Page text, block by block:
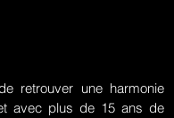
retrouver une harmonie
avec plus de 15 ans de